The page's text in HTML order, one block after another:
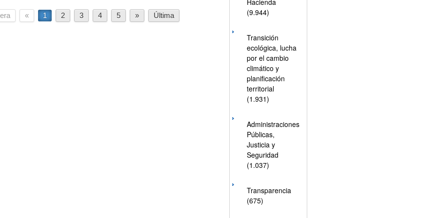
« 1 2 3 4 5 » Última
Hacienda
(9.944)
Transición
ecológica, lucha
por el cambio
climático y
planificación
territorial
(1.931)
Administraciones
Públicas,
Justicia y
Seguridad
(1.037)
Transparencia
(675)